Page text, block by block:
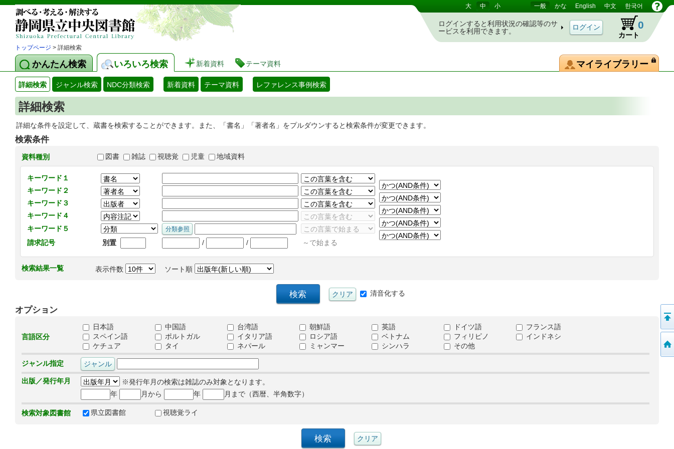
静岡県立図書館 蔵書検索・予約システム 大 中 小 一般 かな English 中文 한국어
ログインすると利用状況の確認等のサ
ービスを利用できます。
カート
0
トップページ > 詳細検索
かんたん検索 いろいろ検索 新着資料 テーマ資料 マイライブラリー
詳細検索 ジャンル検索 NDC分類検索 新着資料 テーマ資料 レファレンス事例検索
詳細検索
詳細な条件を設定して、蔵書を検索することができます。また、「書名」「著者名」をプルダウンすると検索条件が変更できます。
検索条件
資料種別 図書 雑誌 視聴覚 児童 地域資料
キーワード１
キーワード２
キーワード３
キーワード４
キーワード５
請求記号
別置 / / ～で始まる
検索結果一覧 表示件数 ソート順
清音化する
オプション
言語区分
日本語 中国語 台湾語 朝鮮語 英語 ドイツ語
フランス語
スペイン語
ポルトガル イタリア語 ロシア語 ベトナム フィリピノ
インドネシ
ケチュア
タイ ネパール ミャンマー シンハラ その他
ジャンル指定
出版／発行年月
※発行年月の検索は雑誌のみ対象となります。
年
月から 年 月まで（西暦、半角数字）
検索対象図書館 県立図書館 視聴覚ライ